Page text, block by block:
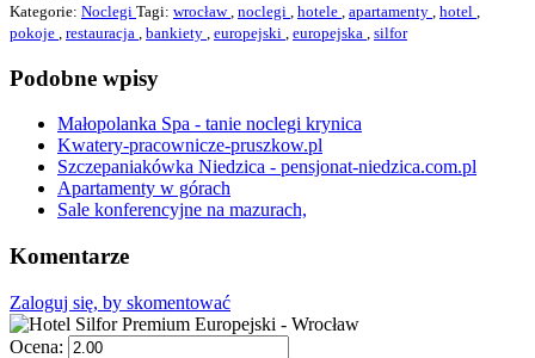
Kategorie: Noclegi Tagi: wrocław noclegi hotele apartamenty hotel
pokoje restauracja bankiety europejski europejska silfor
Podobne wpisy
Małopolanka Spa - tanie noclegi krynica
Kwatery-pracownicze-pruszkow.pl
Szczepaniakówka Niedzica - pensjonat-niedzica.com.pl
Apartamenty w górach
Sale konferencyjne na mazurach,
Komentarze
Zaloguj się, by skomentować
Ocena: